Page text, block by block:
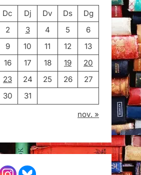
Dc Dj Dv Ds
Dg
2 3 4 5
6
9 10 11 12
13
16 17 18 19
20
23 24 25 26
27
30
31
nov. »